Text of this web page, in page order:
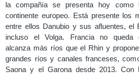
la compañía se presenta hoy
continente europeo. Está presente los
entre ellos Danubio y sus afluentes, el
incluso el Volga. Francia no queda
alcanza más ríos que el Rhin y
grandes ríos y canales franceses,
Saona y el Garona desde 2013. Con